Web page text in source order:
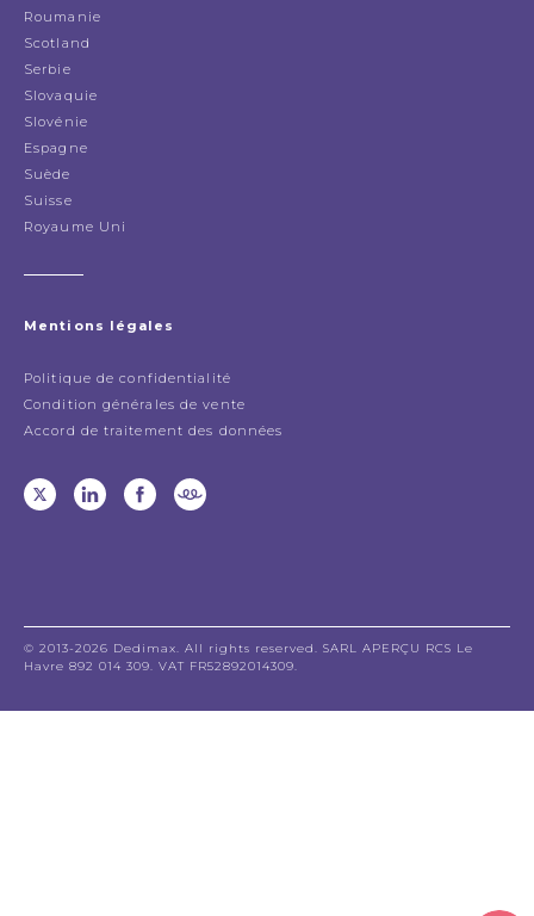
Roumanie
Scotland
Serbie
Slovaquie
Slovénie
Espagne
Suède
Suisse
Royaume Uni
Mentions légales
Politique de confidentialité
Condition générales de vente
Accord de traitement des données
© 2013-2026 Dedimax. All rights reserved. SARL APERÇU RCS Le
Havre 892 014 309. VAT FR52892014309.